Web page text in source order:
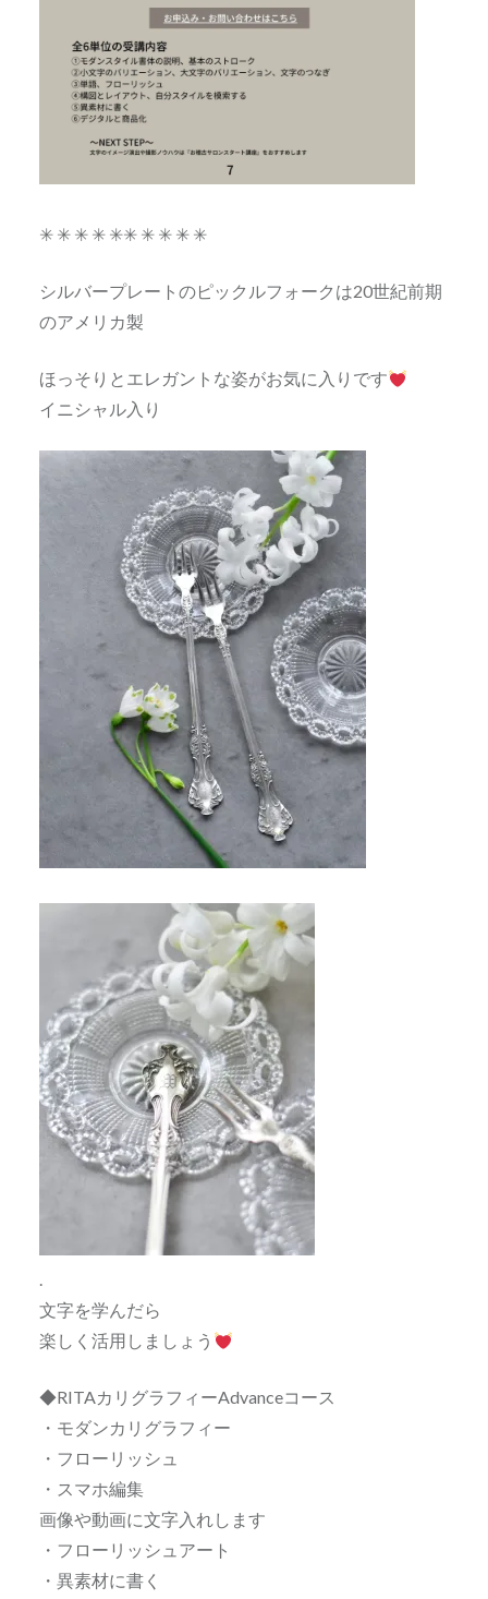
✳︎ ✳︎ ✳︎ ✳︎ ✳︎✳︎ ✳︎ ✳︎ ✳︎ ✳︎
シルバープレートのピックルフォークは20世紀前期
のアメリカ製
ほっそりとエレガントな姿がお気に入りです
イニシャル入り
.
文字を学んだら
楽しく活用しましょう
◆RITAカリグラフィーAdvanceコース
・モダンカリグラフィー
・フローリッシュ
・スマホ編集
画像や動画に文字入れします
・フローリッシュアート
・異素材に書く